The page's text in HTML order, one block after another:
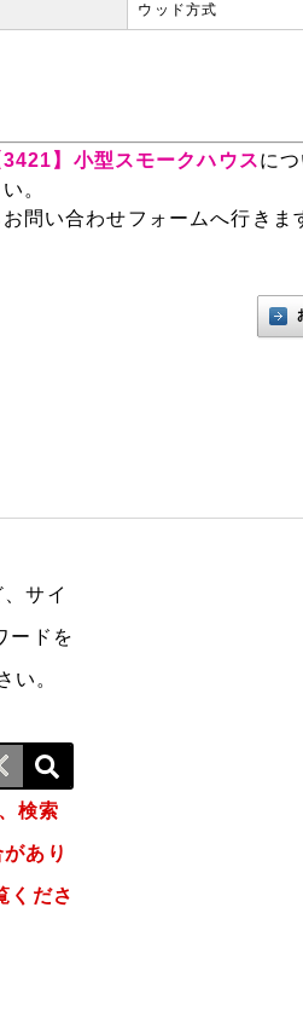
ウッド方式
3421】小型スモークハウスに
。
問い合わせフォームへ行きま
サイ
ードを
い。
検索
あり
くださ